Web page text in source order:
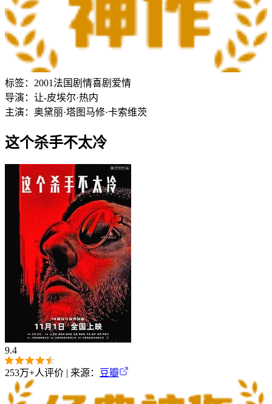
标签： 2001法国 剧情喜剧 爱情
导演： 让-皮埃尔·热内
主演： 奥黛丽·塔图 马修·卡索维茨
这个杀手不太冷
9.4
253万+人评价 | 来源： 豆瓣